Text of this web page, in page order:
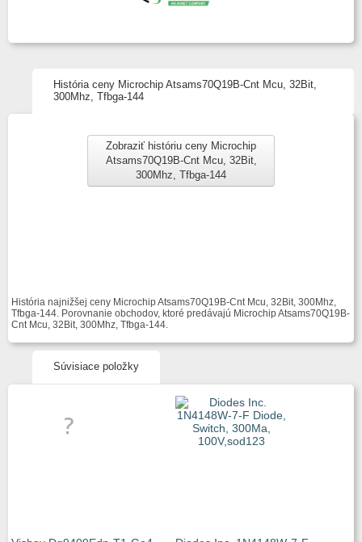
História ceny Microchip Atsams70Q19B-Cnt Mcu, 32Bit,
300Mhz, Tfbga-144
Zobraziť históriu ceny Microchip
Atsams70Q19B-Cnt Mcu, 32Bit,
300Mhz, Tfbga-144
História najnižšej ceny Microchip Atsams70Q19B-Cnt Mcu, 32Bit, 300Mhz,
Tfbga-144. Porovnanie obchodov, ktoré predávajú Microchip Atsams70Q19B-
Cnt Mcu, 32Bit, 300Mhz, Tfbga-144.
Súvisiace položky